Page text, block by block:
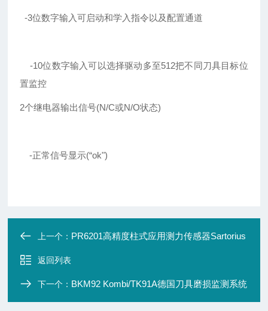
-3位数字输入可启动和学入指令以及配置通道
-10位数字输入可以选择驱动多至512把不同刀具目标位
置监控
2个继电器输出信号(N/C或N/O状态)
-正常信号显示(“ok")
上一个： PR6201高精度柱式应用测力传感器Sartorius
返回列表
下一个： BKM92 Kombi/TK91A德国刀具磨损监测系统